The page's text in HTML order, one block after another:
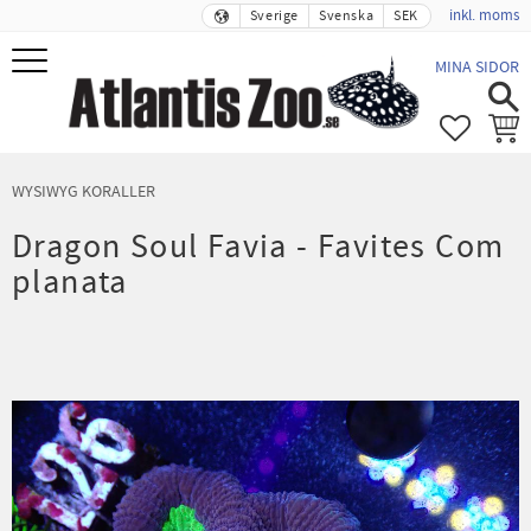
Meny
Sverige Svenska SEK inkl. moms
MINA SIDOR
WYSIWYG KORALLER
Dragon Soul Favia - Favites Com
planata